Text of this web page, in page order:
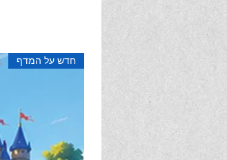
תשומת-לב,
ועוד... קריאה
חדש על המדף